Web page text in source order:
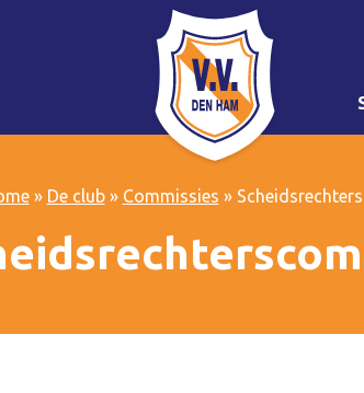
» De club» Commissies »